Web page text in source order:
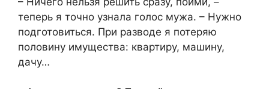
теперь я точно узнала голос мужа. – Нужно
подготовиться. При разводе я потеряю
половину имущества: квартиру, машину,
дачу…